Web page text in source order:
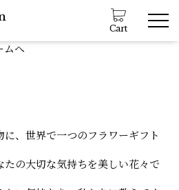
Cart
、世界で一つのフラワーギフト
の大切な気持ちを美しい花々で